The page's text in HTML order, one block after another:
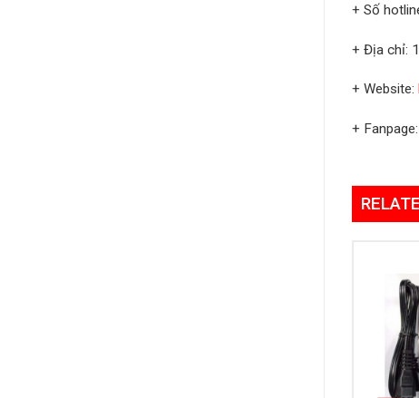
+ Số
+ Địa chỉ:
+ Website:
+ Fanpage: